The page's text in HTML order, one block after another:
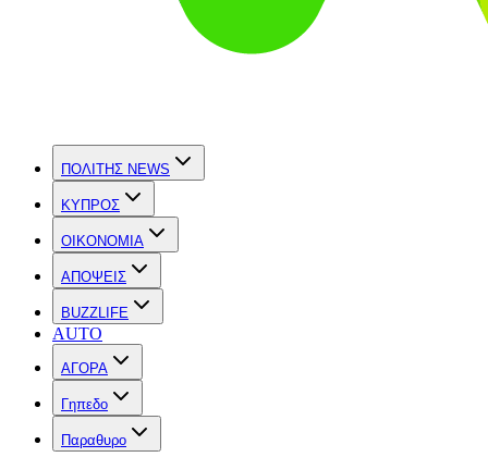
ΠΟΛΙΤΗΣ NEWS
ΚΥΠΡΟΣ
OIKONOMIA
ΑΠΟΨΕΙΣ
BUZZLIFE
AUTO
ΑΓΟΡΑ
Γηπεδο
Παραθυρο